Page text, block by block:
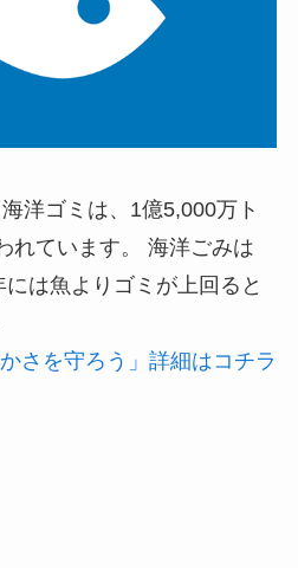
洋ゴミは、1億5,000万ト
れています。 海洋ごみは
は魚よりゴミが上回ると
さを守ろう」詳細はコチラ